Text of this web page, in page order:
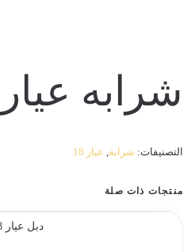
شرابه عيار 18
التصنيفات:شرابة,عيار 18
منتجات ذات صلة
دبل عيار 18